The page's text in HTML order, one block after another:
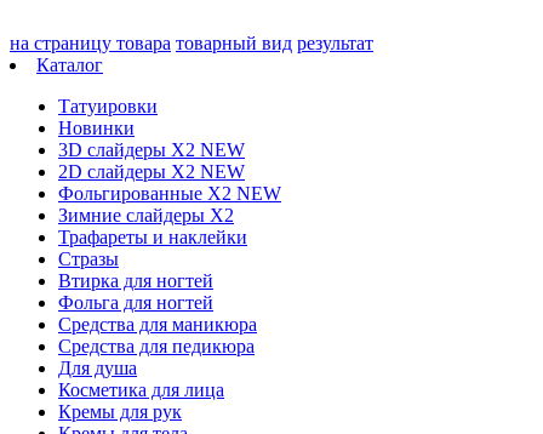
на страницу товара товарный вид результат
Каталог
Татуировки
Новинки
3D слайдеры X2 NEW
2D слайдеры X2 NEW
Фольгированные X2 NEW
Зимние слайдеры Х2
Трафареты и наклейки
Стразы
Втирка для ногтей
Фольга для ногтей
Средства для маникюра
Средства для педикюра
Для душа
Косметика для лица
Кремы для рук